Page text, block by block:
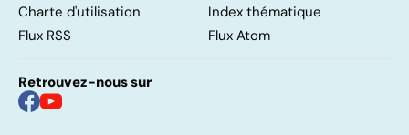
Charte d'utilisation
Index thématique
Flux RSS
Flux Atom
Retrouvez-nous sur